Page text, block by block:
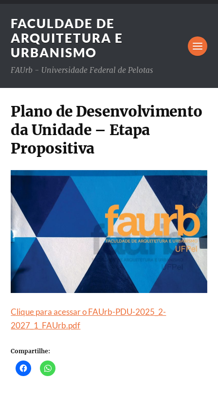
FACULDADE DE
ARQUITETURA E
URBANISMO
FAUrb - Universidade Federal de Pelotas
Plano de Desenvolvimento
da Unidade – Etapa
Propositiva
Clique para acessar o FAUrb-PDU-2025_2-
2027_1_FAUrb.pdf
Compartilhe: